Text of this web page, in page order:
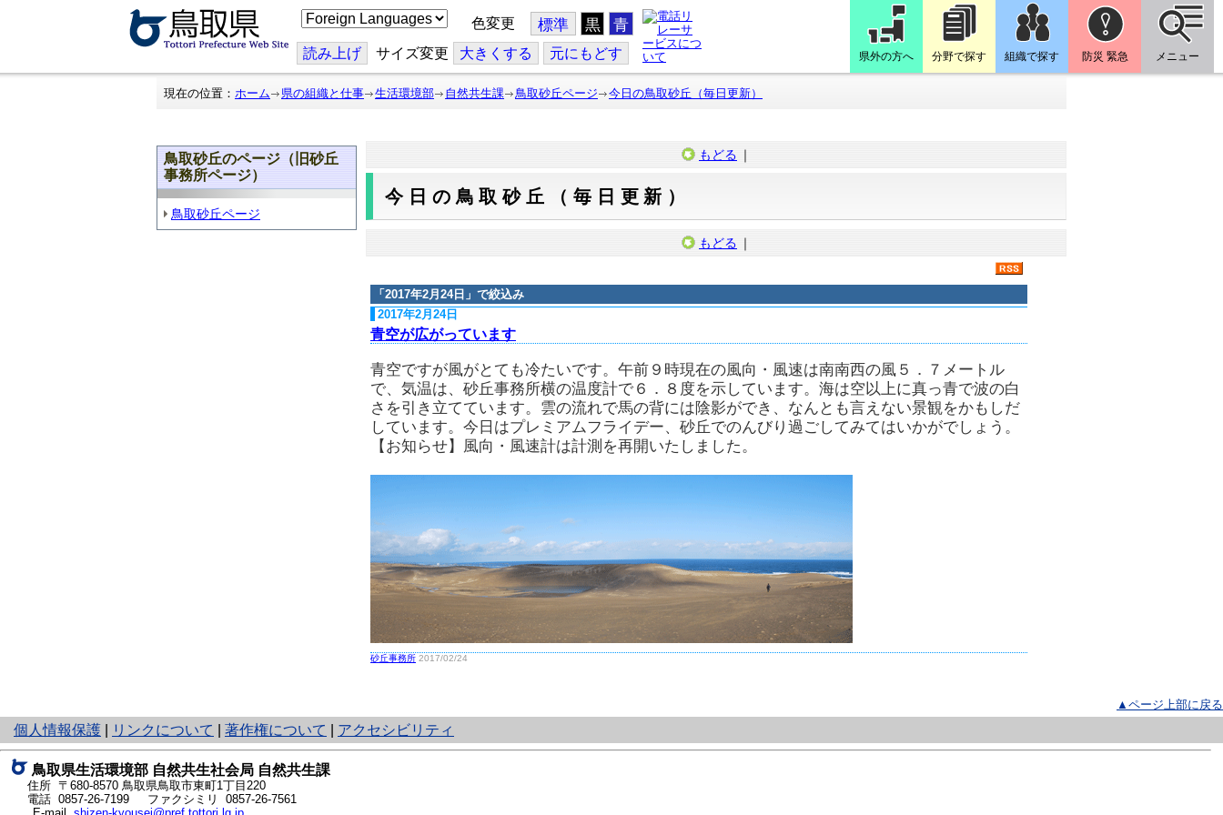
こ
の
ジ
を
翻
色変更 標準 黒 青
読み上げ サイズ変更 大きくする 元にもどす 県外の方へ 分野で探す 組織で探す 防災 緊急 メニュー
現在の位置： ホーム 県の組織と仕事 生活環境部 自然共生課 鳥取砂丘ページ 今日の鳥取砂丘（毎日更新）
鳥取砂丘のページ（旧砂丘
事務所ページ）
鳥取砂丘ページ
もどる ｜
今日の鳥取砂丘（毎日更新）
もどる ｜
「 2017年2月24日 」で絞込み
2017年2月24日
青空が広がっています
青空ですが風がとても冷たいです。午前９時現在の風向・風速は南南西の風５．７メートル
で、気温は、砂丘事務所横の温度計で６．８度を示しています。海は空以上に真っ青で波の白
さを引き立てています。雲の流れで馬の背には陰影ができ、なんとも言えない景観をかもしだ
しています。今日はプレミアムフライデー、砂丘でのんびり過ごしてみてはいかがでしょう。
【お知らせ】風向・風速計は計測を再開いたしました。
砂丘事務所 2017/02/24
▲ページ上部に戻る
個人情報保護
と
り
ネ
ッ
ト
リンクについて 著作権について アクセシビリティ
鳥取県生活環境部 自然共生社会局 自然共生課
住所 〒680-8570 鳥取県鳥取市東町1丁目220
電話 0857-26-7199
ファクシミリ 0857-26-7561